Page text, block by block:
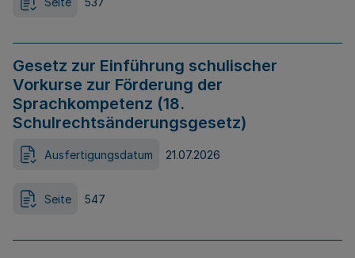
Gesetz zur Einführung schulischer
Vorkurse zur Förderung der
Sprachkompetenz (18.
Schulrechtsänderungsgesetz)
Ausfertigungsdatum 21.07.2026
Seite 547